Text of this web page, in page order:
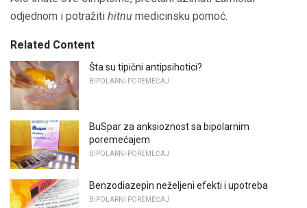
odjednom i potražiti hitnu medicinsku pomoć.
Related Content
Šta su tipični antipsihotici?
BIPOLARNI POREMEĆAJ
BuSpar za anksioznost sa bipolarnim
poremećajem
BIPOLARNI POREMEĆAJ
Benzodiazepin neželjeni efekti i upotreba
BIPOLARNI POREMEĆAJ